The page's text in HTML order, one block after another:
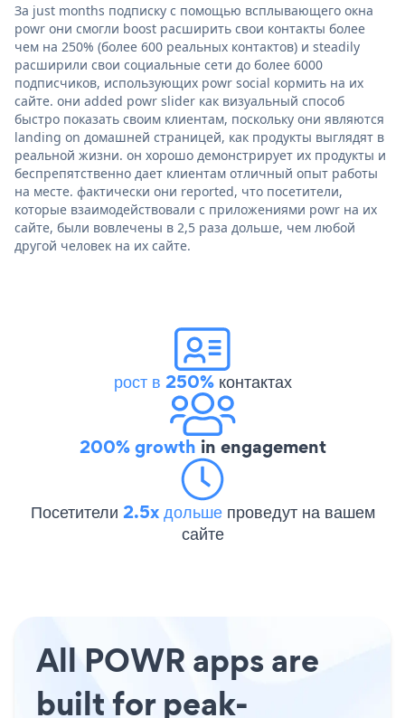
За just months подписку с помощью всплывающего окна
powr они смогли boost расширить свои контакты более
чем на 250% (более 600 реальных контактов) и steadily
расширили свои социальные сети до более 6000
подписчиков, использующих powr social кормить на их
сайте. они added powr slider как визуальный способ
быстро показать своим клиентам, поскольку они являются
landing on домашней страницей, как продукты выглядят в
реальной жизни. он хорошо демонстрирует их продукты и
беспрепятственно дает клиентам отличный опыт работы
на месте. фактически они reported, что посетители,
которые взаимодействовали с приложениями powr на их
сайте, были вовлечены в 2,5 раза дольше, чем любой
другой человек на их сайте.
рост в 250%контактах
200% growth in engagement
Посетители 2.5x дольше проведут на вашем
сайте
All POWR apps are
built for peak-